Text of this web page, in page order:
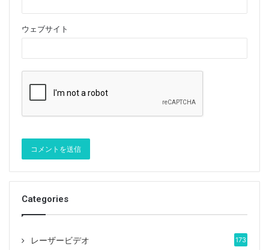
ウェブサイト
Categories
レーザービデオ 173